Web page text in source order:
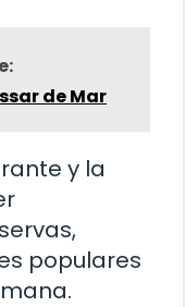
de Mar
y la
populares